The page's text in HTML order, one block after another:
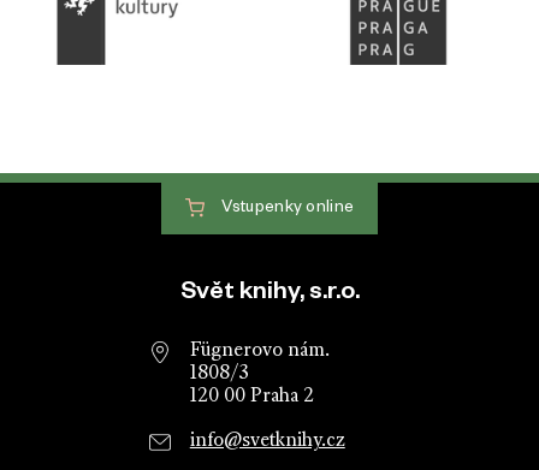
Patička webu
Vstupenky online
Svět knihy, s.r.o.
Fügnerovo nám.
1808/3
120 00 Praha 2
info@svetknihy.cz